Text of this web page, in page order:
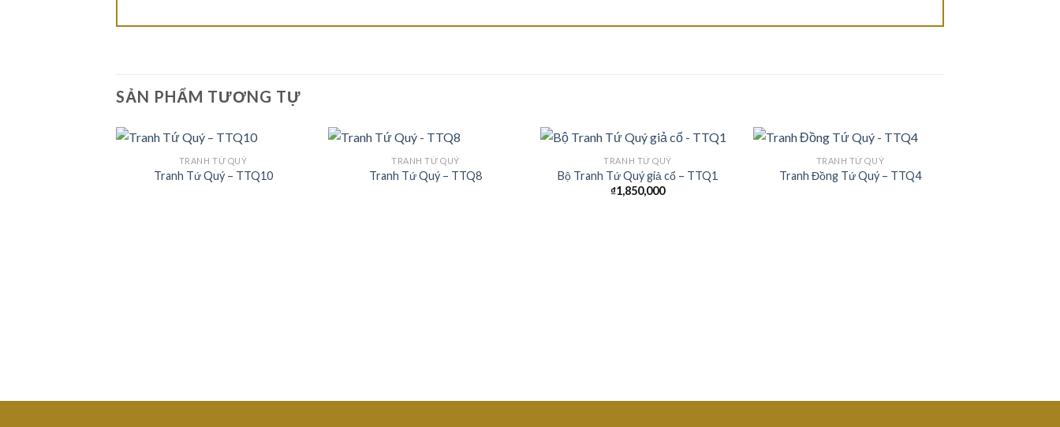
SẢN PHẨM TƯƠNG TỰ
TRANH TỨ QUÝ
Tranh Tứ Quý – TTQ10
TRANH TỨ QUÝ
Tranh Tứ Quý – TTQ8
TRANH TỨ QUÝ
Bộ Tranh Tứ Quý giả cổ – TTQ1
₫1,850,000
TRANH TỨ QUÝ
Tranh Đồng Tứ Quý – TTQ4